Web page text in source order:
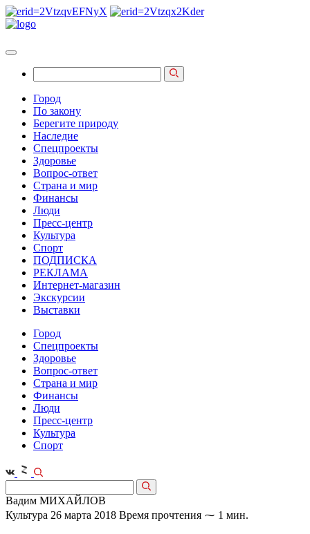
Город
По закону
Берегите природу
Наследие
Спецпроекты
Здоровье
Вопрос-ответ
Страна и мир
Финансы
Люди
Пресс-центр
Культура
Спорт
ПОДПИСКА
РЕКЛАМА
Интернет-магазин
Экскурсии
Выставки
Город
Спецпроекты
Здоровье
Вопрос-ответ
Страна и мир
Финансы
Люди
Пресс-центр
Культура
Спорт
Вадим МИХАЙЛОВ
Культура 26 марта 2018 Время прочтения ⁓ 1 мин.